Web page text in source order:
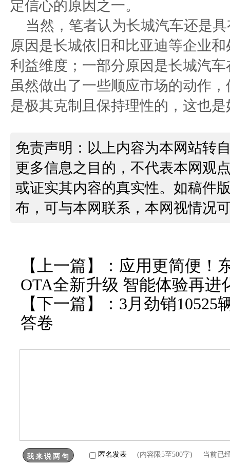
定信心的原因之一。
当然，笔者认为长城汽车还是
原因是长城依旧和比亚迪等企业
利益维度；一部分原因是长城汽
虽然做出了一些顺应市场的动作
是极其克制且保持理性的，这也
免责声明：以上内容为本网站转
更多信息之目的，不代表本网观
或证实其内容的真实性。如稿件
布，可与本网联系，本网视情况
【上一篇】： 应用更简便！
OTA全新升级 智能体验再进
【下一篇】： 3月劲销10525
答卷
匿名发表 (内容限5至500字) 当前已